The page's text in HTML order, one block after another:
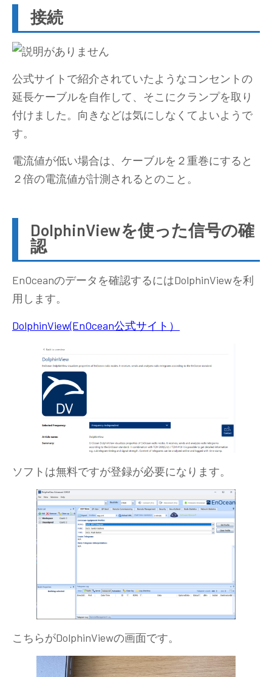
接続
公式サイトで紹介されていたようなコンセントの
延長ケーブルを自作して、そこにクランプを取り
付けました。向きなどは気にしなくてよいようで
す。
電流値が低い場合は、ケーブルを２重巻にすると
２倍の電流値が計測されるとのこと。
DolphinViewを使った信号の確
認
EnOceanのデータを確認するにはDolphinViewを利
用します。
DolphinView(EnOcean公式サイト）
ソフトは無料ですが登録が必要になります。
こちらがDolphinViewの画面です。